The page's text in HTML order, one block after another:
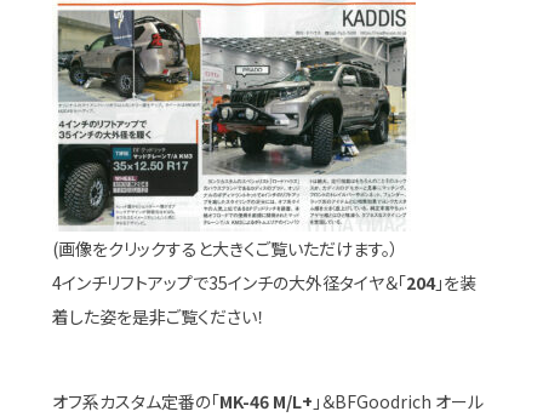
(画像をクリックすると大きくご覧いただけます。）
4インチリフトアップで35インチの大外径タイヤ＆「204」を装
着した姿を是非ご覧ください！
オフ系カスタム定番の「MK-46 M/L+ 」＆BFGoodrich オール